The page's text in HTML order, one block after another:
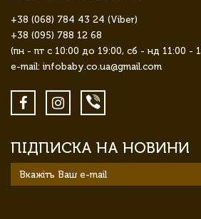
+38 (068) 784 43 24 (Viber)
+38 (095) 788 12 68
(пн - пт с 10:00 до 19:00, сб - нд 11:00 -
e-mail: infobaby.co.ua@gmail.com
ПІДПИСКА НА НОВИНИ